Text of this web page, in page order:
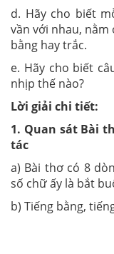
d. Hãy cho biết
vần với nhau,
bằng hay trắc.
e. Hãy cho biết
nhịp thế nào?
Lời giải chi tiết:
1. Quan sát Bài
tác
a) Bài thơ có 8
số chữ ấy là bắt
b) Tiếng bằng,